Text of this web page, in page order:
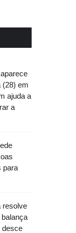
(28) em
ajuda a
a
para
resolve
desce